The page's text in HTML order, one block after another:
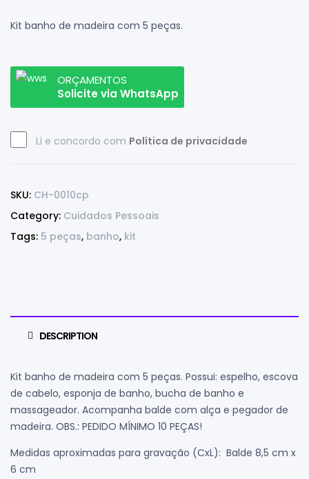
Kit banho de madeira com 5 peças.
ORÇAMENTOS
Solicite via WhatsApp
Li e concordo com Política de privacidade
SKU: CH-0010cp
Category: Cuidados Pessoais
Tags: 5 peças, banho, kit
DESCRIPTION
Kit banho de madeira com 5 peças. Possui: espelho, escova
de cabelo, esponja de banho, bucha de banho e
massageador. Acompanha balde com alça e pegador de
madeira. OBS.: PEDIDO MÍNIMO 10 PEÇAS!
Medidas aproximadas para gravação (CxL): Balde 8,5 cm x
6 cm